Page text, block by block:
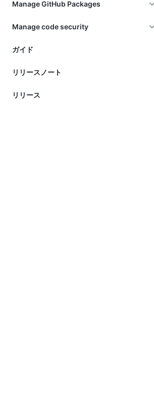
Manage GitHub Packages
Manage code security
ガイド
リリースノート
リリース